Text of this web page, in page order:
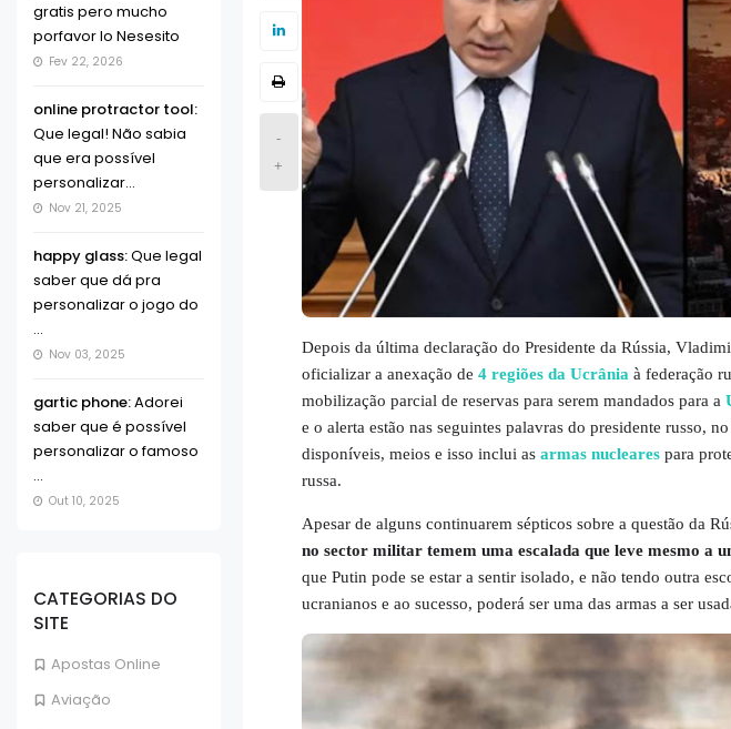
gratis pero mucho
porfavor lo Nesesito
Fev 22, 2026
online protractor tool:
Que legal! Não sabia
que era possível
personalizar...
Nov 21, 2025
happy glass:Que legal
saber que dá pra
personalizar o jogo do
...
Nov 03, 2025
gartic phone:Adorei
saber que é possível
personalizar o famoso
...
Out 10, 2025
CATEGORIAS DO
SITE
Apostas Online
Aviação
-
+
Depois da última declaração do Presidente da Rússia,
oficializar a anexação de 4 regiões da Ucrâniaà federação
mobilização parcial de reservas para serem mandados para a
e o alerta estão nas seguintes palavras do presidente russo,
disponíveis, meios e isso inclui as armas nuclearespara
russa.
Apesar de alguns continuarem sépticos sobre a questão da
no sector militar temem uma escalada que leve mesmo a
que Putin pode se estar a sentir isolado, e não tendo outra
ucranianos e ao sucesso, poderá ser uma das armas a ser